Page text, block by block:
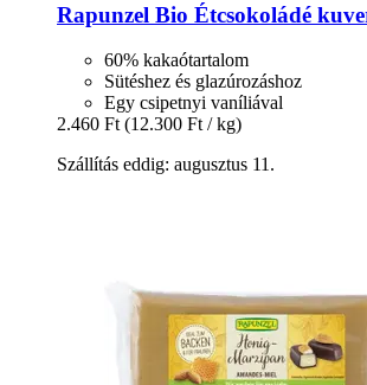
Rapunzel Bio Étcsokoládé
60% kakaótartalom
Sütéshez és glazúrozáshoz
Egy csipetnyi vaníliával
2.460 Ft (12.300 Ft / kg)
Szállítás eddig: augusztus 11.